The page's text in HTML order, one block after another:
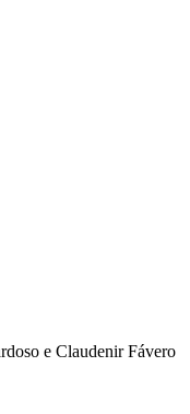
e Claudenir Fávero